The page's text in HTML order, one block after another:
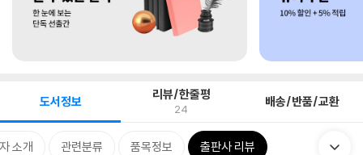
도서정보 리뷰/한줄평
24 배송/반품/교환
소개 관련분류 품목정보 출판사 리뷰